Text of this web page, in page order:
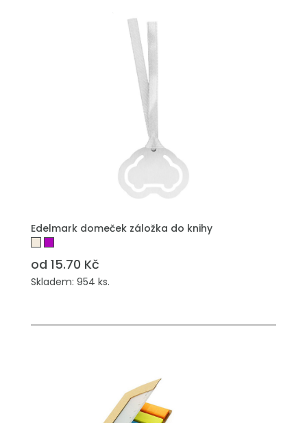
Edelmark domeček záložka do knihy
od 15.70 Kč
Skladem: 954 ks.